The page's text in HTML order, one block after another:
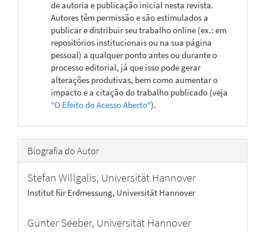
de autoria e publicação inicial nesta revista.
Autores têm permissão e são estimulados a
publicar e distribuir seu trabalho online (ex.: em
repositórios institucionais ou na sua página
pessoal) a qualquer ponto antes ou durante o
processo editorial, já que isso pode gerar
alterações produtivas, bem como aumentar o
impacto e a citação do trabalho publicado (veja
"O Efeito do Acesso Aberto").
Biografia do Autor
Stefan Willgalis, Universität Hannover
Institut für Erdmessung, Universität Hannover
Günter Seeber, Universität Hannover